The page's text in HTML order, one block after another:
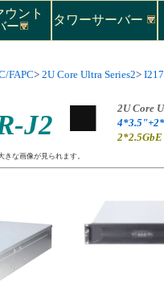
ウント
ー
タワーサーバー
FAPC> 2U Core Ultra Series2>
J2
2U Core
な画像が見られます。